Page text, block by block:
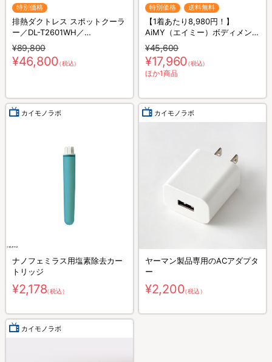
特別価格
排熱ダクトレス スポットクーラ
ー／DL-T2601WH／
THREEUP(スリーアップ)／取付
工事不要／除湿
¥89,800
¥46,800（税込）
特別価格 送料無料
【1着あたり8,980円！】
AiMY（エイミー）ボディメンテ
ナンスウェア リカバース／半袖
半ズボン／2着セット／上下セ
ット／リカバリーウェア
¥45,600
¥17,960（税込）
ほか1商品
カイモノラボ
ナノフェミラス用塩素除去カー
トリッジ
¥2,178（税込）
カイモノラボ
ヤーマン製品専用のACアダプタ
ー
¥2,200（税込）
カイモノラボ